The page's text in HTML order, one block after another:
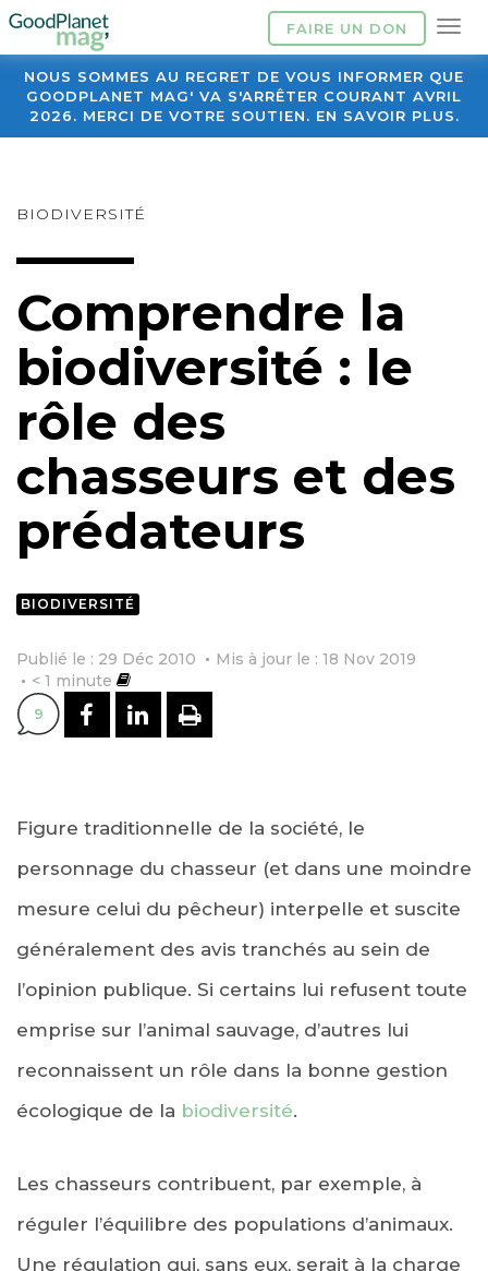
FAIRE UN DON
NOUS SOMMES AU REGRET DE VOUS INFORMER QUE
GOODPLANET MAG' VA S'ARRÊTER COURANT AVRIL
2026. MERCI DE VOTRE SOUTIEN. EN SAVOIR PLUS.
BIODIVERSITÉ
Comprendre la
biodiversité : le
rôle des
chasseurs et des
prédateurs
BIODIVERSITÉ
Publié le : 29 Déc 2010
Mis à jour le : 18 Nov 2019
< 1 minute
9 PARTAGER SUR FACEBOOK
PARTAGER SUR
IMPRIMER
Figure traditionnelle de la société, le
personnage du chasseur (et dans une moindre
mesure celui du pêcheur) interpelle et suscite
généralement des avis tranchés au sein de
l’opinion publique. Si certains lui refusent toute
emprise sur l’animal sauvage, d’autres lui
reconnaissent un rôle dans la bonne gestion
écologique de la biodiversité.
Les chasseurs contribuent, par exemple, à
réguler l’équilibre des populations d’animaux.
Une régulation qui, sans eux, serait à la charge